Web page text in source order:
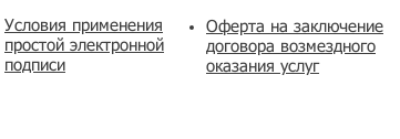
Условия применения
простой электронной
подписи
​Оферта на заключение
договора возмездного
оказания услуг